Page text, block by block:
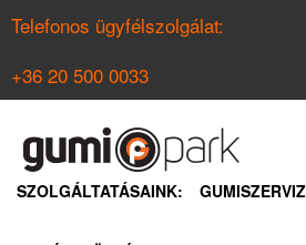
Telefonos ügyfélszolgálat:
+36 20 500 0033
NYÁRI GUMI KERESŐ
SZOLGÁLTATÁSAINK:
GUMISZERVIZ